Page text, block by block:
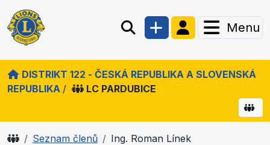
Menu
DISTRIKT 122 - ČESKÁ REPUBLIKA A SLOVENSKÁ
REPUBLIKA / LC PARDUBICE
Seznam členů Ing. Roman Línek